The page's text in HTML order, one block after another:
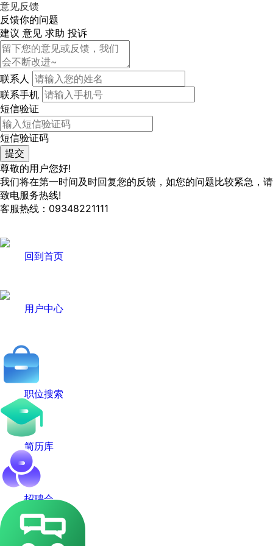
意见反馈
反馈你的问题
建议 意见 求助 投诉
联系人
联系手机
短信验证
短信验证码
尊敬的用户您好!
我们将在第一时间及时回复您的反馈，如您的问题比较紧急，请
致电服务热线!
客服热线：09348221111
回到首页
用户中心
职位搜索
简历库
招聘会